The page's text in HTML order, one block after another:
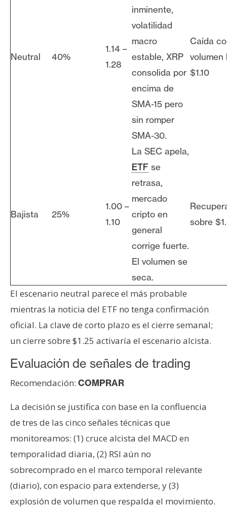
Neutral 40%
1.14 –
1.28
inminente,
volatilidad
macro
estable, XRP
consolida por
encima de
SMA-15 pero
sin romper
SMA-30.
Caída
volumen
$1.10
Bajista 25%
1.00 –
1.10
La SEC apela,
ETF se
retrasa,
mercado
cripto en
general
corrige fuerte.
El volumen se
seca.
sobre
El escenario neutral parece el más probable
mientras la noticia del ETF no tenga confirmación
oficial. La clave de corto plazo es el cierre semanal;
un cierre sobre $1.25 activaría el escenario alcista.
Evaluación de señales de trading
Recomendación: COMPRAR
La decisión se justifica con base en la confluencia
de tres de las cinco señales técnicas que
monitoreamos: (1) cruce alcista del MACD en
temporalidad diaria, (2) RSI aún no
sobrecomprado en el marco temporal relevante
(diario), con espacio para extenderse, y (3)
explosión de volumen que respalda el movimiento.